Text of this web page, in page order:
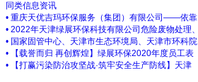
同类信息资讯
• 重庆天优吉玛环保服务（集团）有限公司——依靠
• 2022年天津绿展环保科技有限公司危险废物处理、
• 国家固管中心、天津市生态环境局、天津市环科院
• 【载誉而归 再创辉煌】绿展环保2020年度员工表
• 【打赢污染防治攻坚战·筑牢安全生产防线】天津